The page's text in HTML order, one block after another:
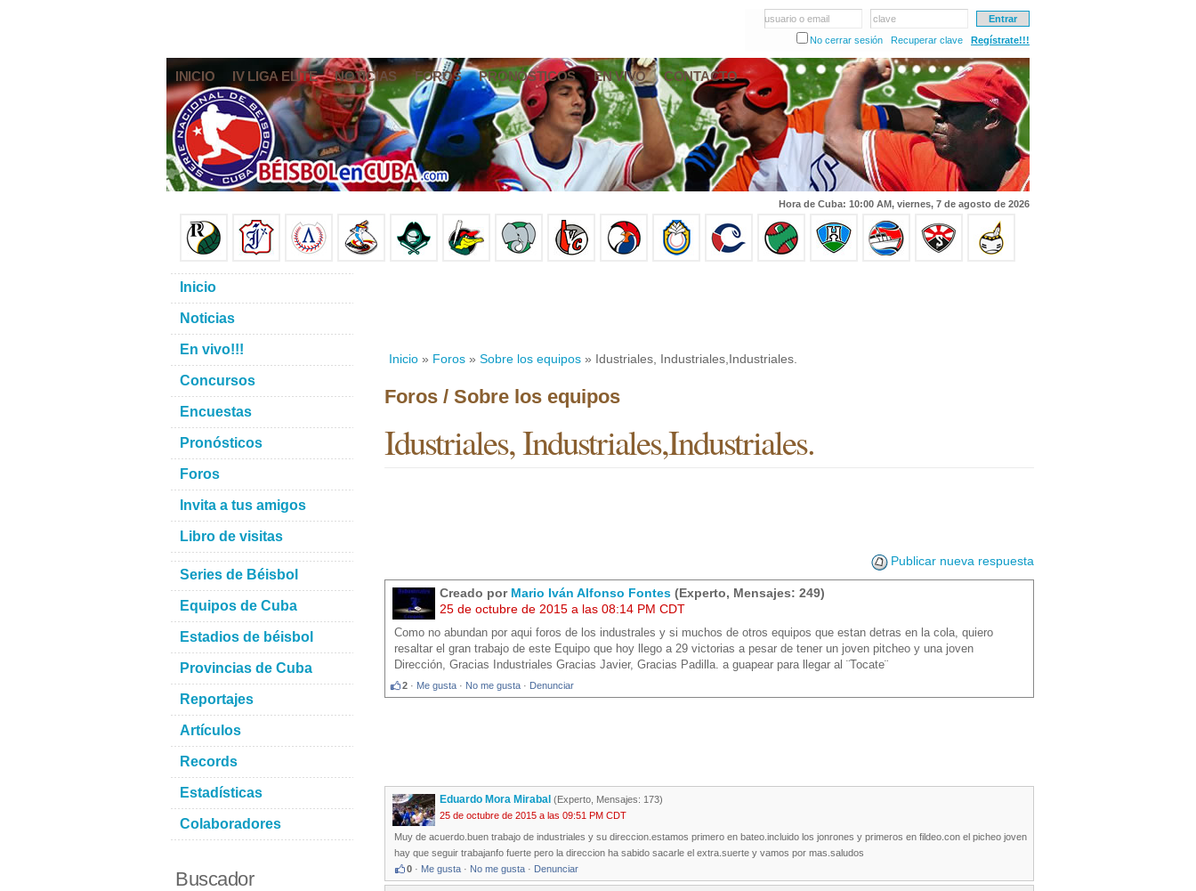
usuario o email
clave
No cerrar sesión
Recuperar clave Regístrate!!!
INICIO IV LIGA ELITE NOTICIAS FOROS PRONÓSTICOS EN VIVO CONTACTO
Hora de Cuba: 10:00 AM, viernes, 7 de agosto de 2026
Inicio » Foros » Sobre los equipos » Idustriales, Industriales,Industriales.
Foros / Sobre los equipos
Idustriales, Industriales,Industriales.
Publicar nueva respuesta
Creado por Mario Iván Alfonso Fontes (Experto, Mensajes: 249)
25 de octubre de 2015 a las 08:14 PM CDT
Como no abundan por aqui foros de los industrales y si muchos de otros equipos que estan detras en la cola, quiero
resaltar el gran trabajo de este Equipo que hoy llego a 29 victorias a pesar de tener un joven pitcheo y una joven
Dirección, Gracias Industriales Gracias Javier, Gracias Padilla. a guapear para llegar al ¨Tocate¨
2 · Me gusta · No me gusta · Denunciar
Eduardo Mora Mirabal (Experto, Mensajes: 173)
25 de octubre de 2015 a las 09:51 PM CDT
Muy de acuerdo.buen trabajo de industriales y su direccion.estamos primero en bateo.incluido los jonrones y primeros en fildeo.con el picheo joven
hay que seguir trabajanfo fuerte pero la direccion ha sabido sacarle el extra.suerte y vamos por mas.saludos
0 · Me gusta · No me gusta · Denunciar
Inicio
Noticias
En vivo!!!
Concursos
Encuestas
Pronósticos
Foros
Invita a tus amigos
Libro de visitas
Series de Béisbol
Equipos de Cuba
Estadios de béisbol
Provincias de Cuba
Reportajes
Artículos
Records
Estadísticas
Colaboradores
Buscador